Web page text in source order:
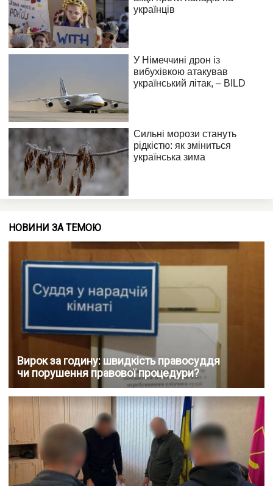
НОВИНИ ЗА ТЕМОЮ
Вирок за годину: швидкість правосуддя
чи порушення правової процедури?